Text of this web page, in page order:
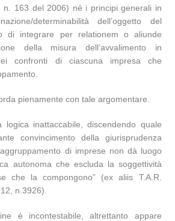
n. 163 del 2006) né i principi generali in
determinabilità dell’oggetto del
di integrare per relationem o aliunde
della misura dell’avvalimento in
confronti di ciascuna impresa che
pienamente con tale argomentare.
inattaccabile, discendendo quale
convincimento della giurisprudenza
di imprese non dà luogo
autonoma che escluda la soggettività
che la compongono” (ex aliis T.A.R.
n.3926).
è incontestabile, altrettanto appare